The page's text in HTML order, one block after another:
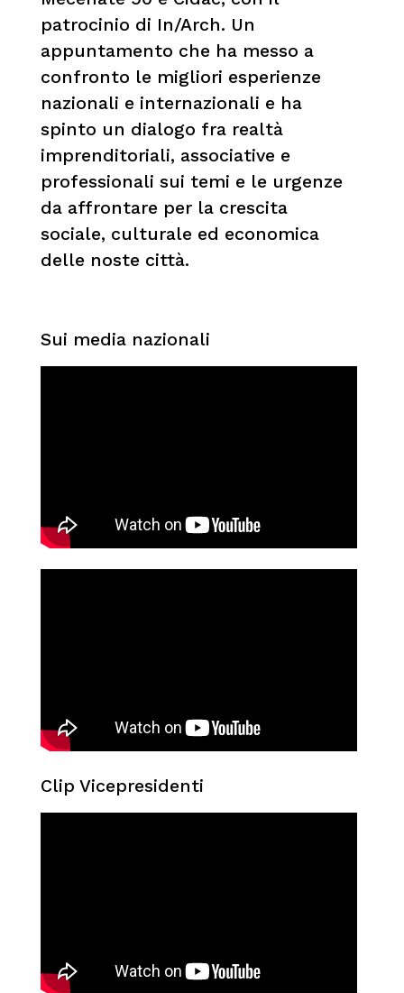
patrocinio di In/Arch. Un
appuntamento che ha messo a
confronto le migliori esperienze
nazionali e internazionali e ha
spinto un dialogo fra realtà
imprenditoriali, associative e
professionali sui temi e le urgenze
da affrontare per la crescita
sociale, culturale ed economica
delle noste città.
Sui media nazionali
Clip Vicepresidenti